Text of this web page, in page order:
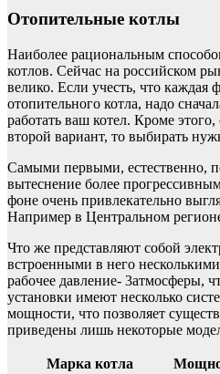
Отопительные котлы
Наиболее рациональным
котлов. Сейчас на российском
велико. Если учесть, что каждая
отопительного котла, надо
работать ваш котел. Кроме
второй вариант, то выбирать
Самыми первыми, естественно,
вытеснение более
фоне очень привлекательно
Например в Центральном
Что же представляют собой
встроенными в него
рабочее давление- 3атмосферы,
установки имеют несколько
мощности, что позволяет
приведены лишь некоторые
Марка котла